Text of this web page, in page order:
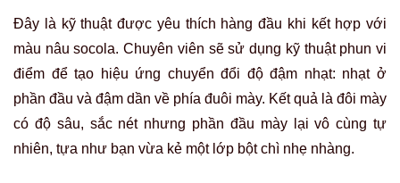
Đây là kỹ thuật được yêu thích hàng đầu khi kết hợp với
màu nâu socola. Chuyên viên sẽ sử dụng kỹ thuật phun vi
điểm để tạo hiệu ứng chuyển đổi độ đậm nhạt: nhạt ở
phần đầu và đậm dần về phía đuôi mày. Kết quả là đôi mày
có độ sâu, sắc nét nhưng phần đầu mày lại vô cùng tự
nhiên, tựa như bạn vừa kẻ một lớp bột chì nhẹ nhàng.